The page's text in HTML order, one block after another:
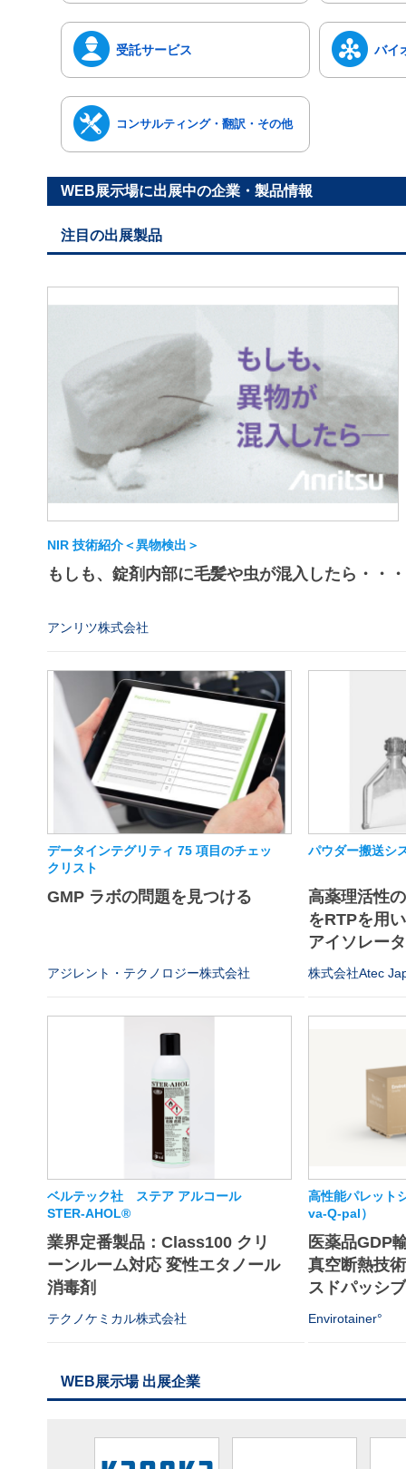
受託サービス バイ
コンサルティング・翻訳・その他
WEB展示場に出展中の企業・製品情報
注目の出展製品
NIR 技術紹介＜異物検出＞
もしも、錠剤内部に毛髪や虫が混入したら・・・
アンリツ株式会社
データインテグリティ 75 項目のチェッ
クリスト
GMP ラボの問題を見つける
アジレント・テクノロジー株式会社
パウダー搬送シ
高薬理活性
をRTPを用
アイソレー
株式会社Atec
ベルテック社 ステア アルコール
STER-AHOL®
業界定番製品：Class100 クリ
ーンルーム対応 変性エタノール
消毒剤
テクノケミカル株式会社
高性能パレッ
va-Q-pal）
医薬品GDP
真空断熱技
スドパッシ
Envirotainer°
WEB展示場 出展企業